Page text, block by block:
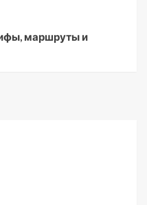
маршруты и